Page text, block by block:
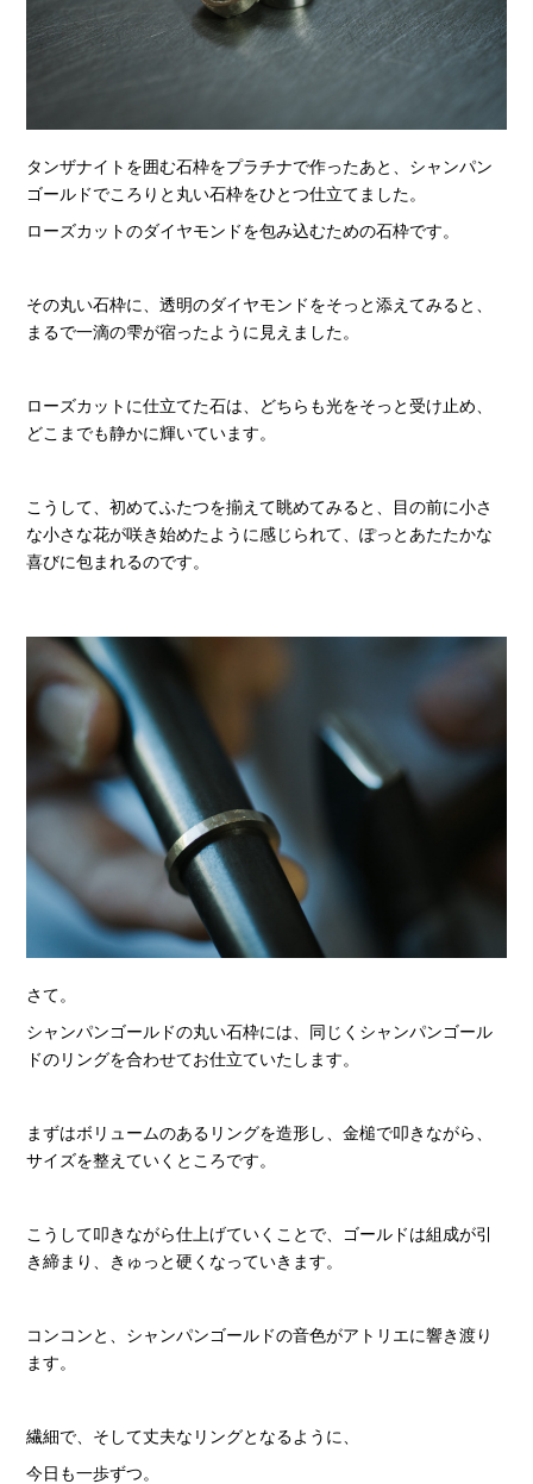
タンザナイトを囲む石枠をプラチナで作ったあと、シャンパン
ゴールドでころりと丸い石枠をひとつ仕立てました。
ローズカットのダイヤモンドを包み込むための石枠です。
その丸い石枠に、透明のダイヤモンドをそっと添えてみると、
まるで一滴の雫が宿ったように見えました。
ローズカットに仕立てた石は、どちらも光をそっと受け止め、
どこまでも静かに輝いています。
こうして、初めてふたつを揃えて眺めてみると、目の前に小さ
な小さな花が咲き始めたように感じられて、ぽっとあたたかな
喜びに包まれるのです。
さて。
シャンパンゴールドの丸い石枠には、同じくシャンパンゴール
ドのリングを合わせてお仕立ていたします。
まずはボリュームのあるリングを造形し、金槌で叩きながら、
サイズを整えていくところです。
こうして叩きながら仕上げていくことで、ゴールドは組成が引
き締まり、きゅっと硬くなっていきます。
コンコンと、シャンパンゴールドの音色がアトリエに響き渡り
ます。
繊細で、そして丈夫なリングとなるように、
今日も一歩ずつ。